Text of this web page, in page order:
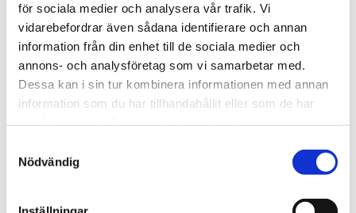
för sociala medier och analysera vår trafik. Vi
vidarebefordrar även sådana identifierare och annan
information från din enhet till de sociala medier och
annons- och analysföretag som vi samarbetar med.
Dessa kan i sin tur kombinera informationen med annan
information som du har tillhandahållit eller som de har
Nödvändig
Driven rullbana LRD102
Offert
Driven avsedd för hantering av tungt gods.
Artikelnr: LRD102